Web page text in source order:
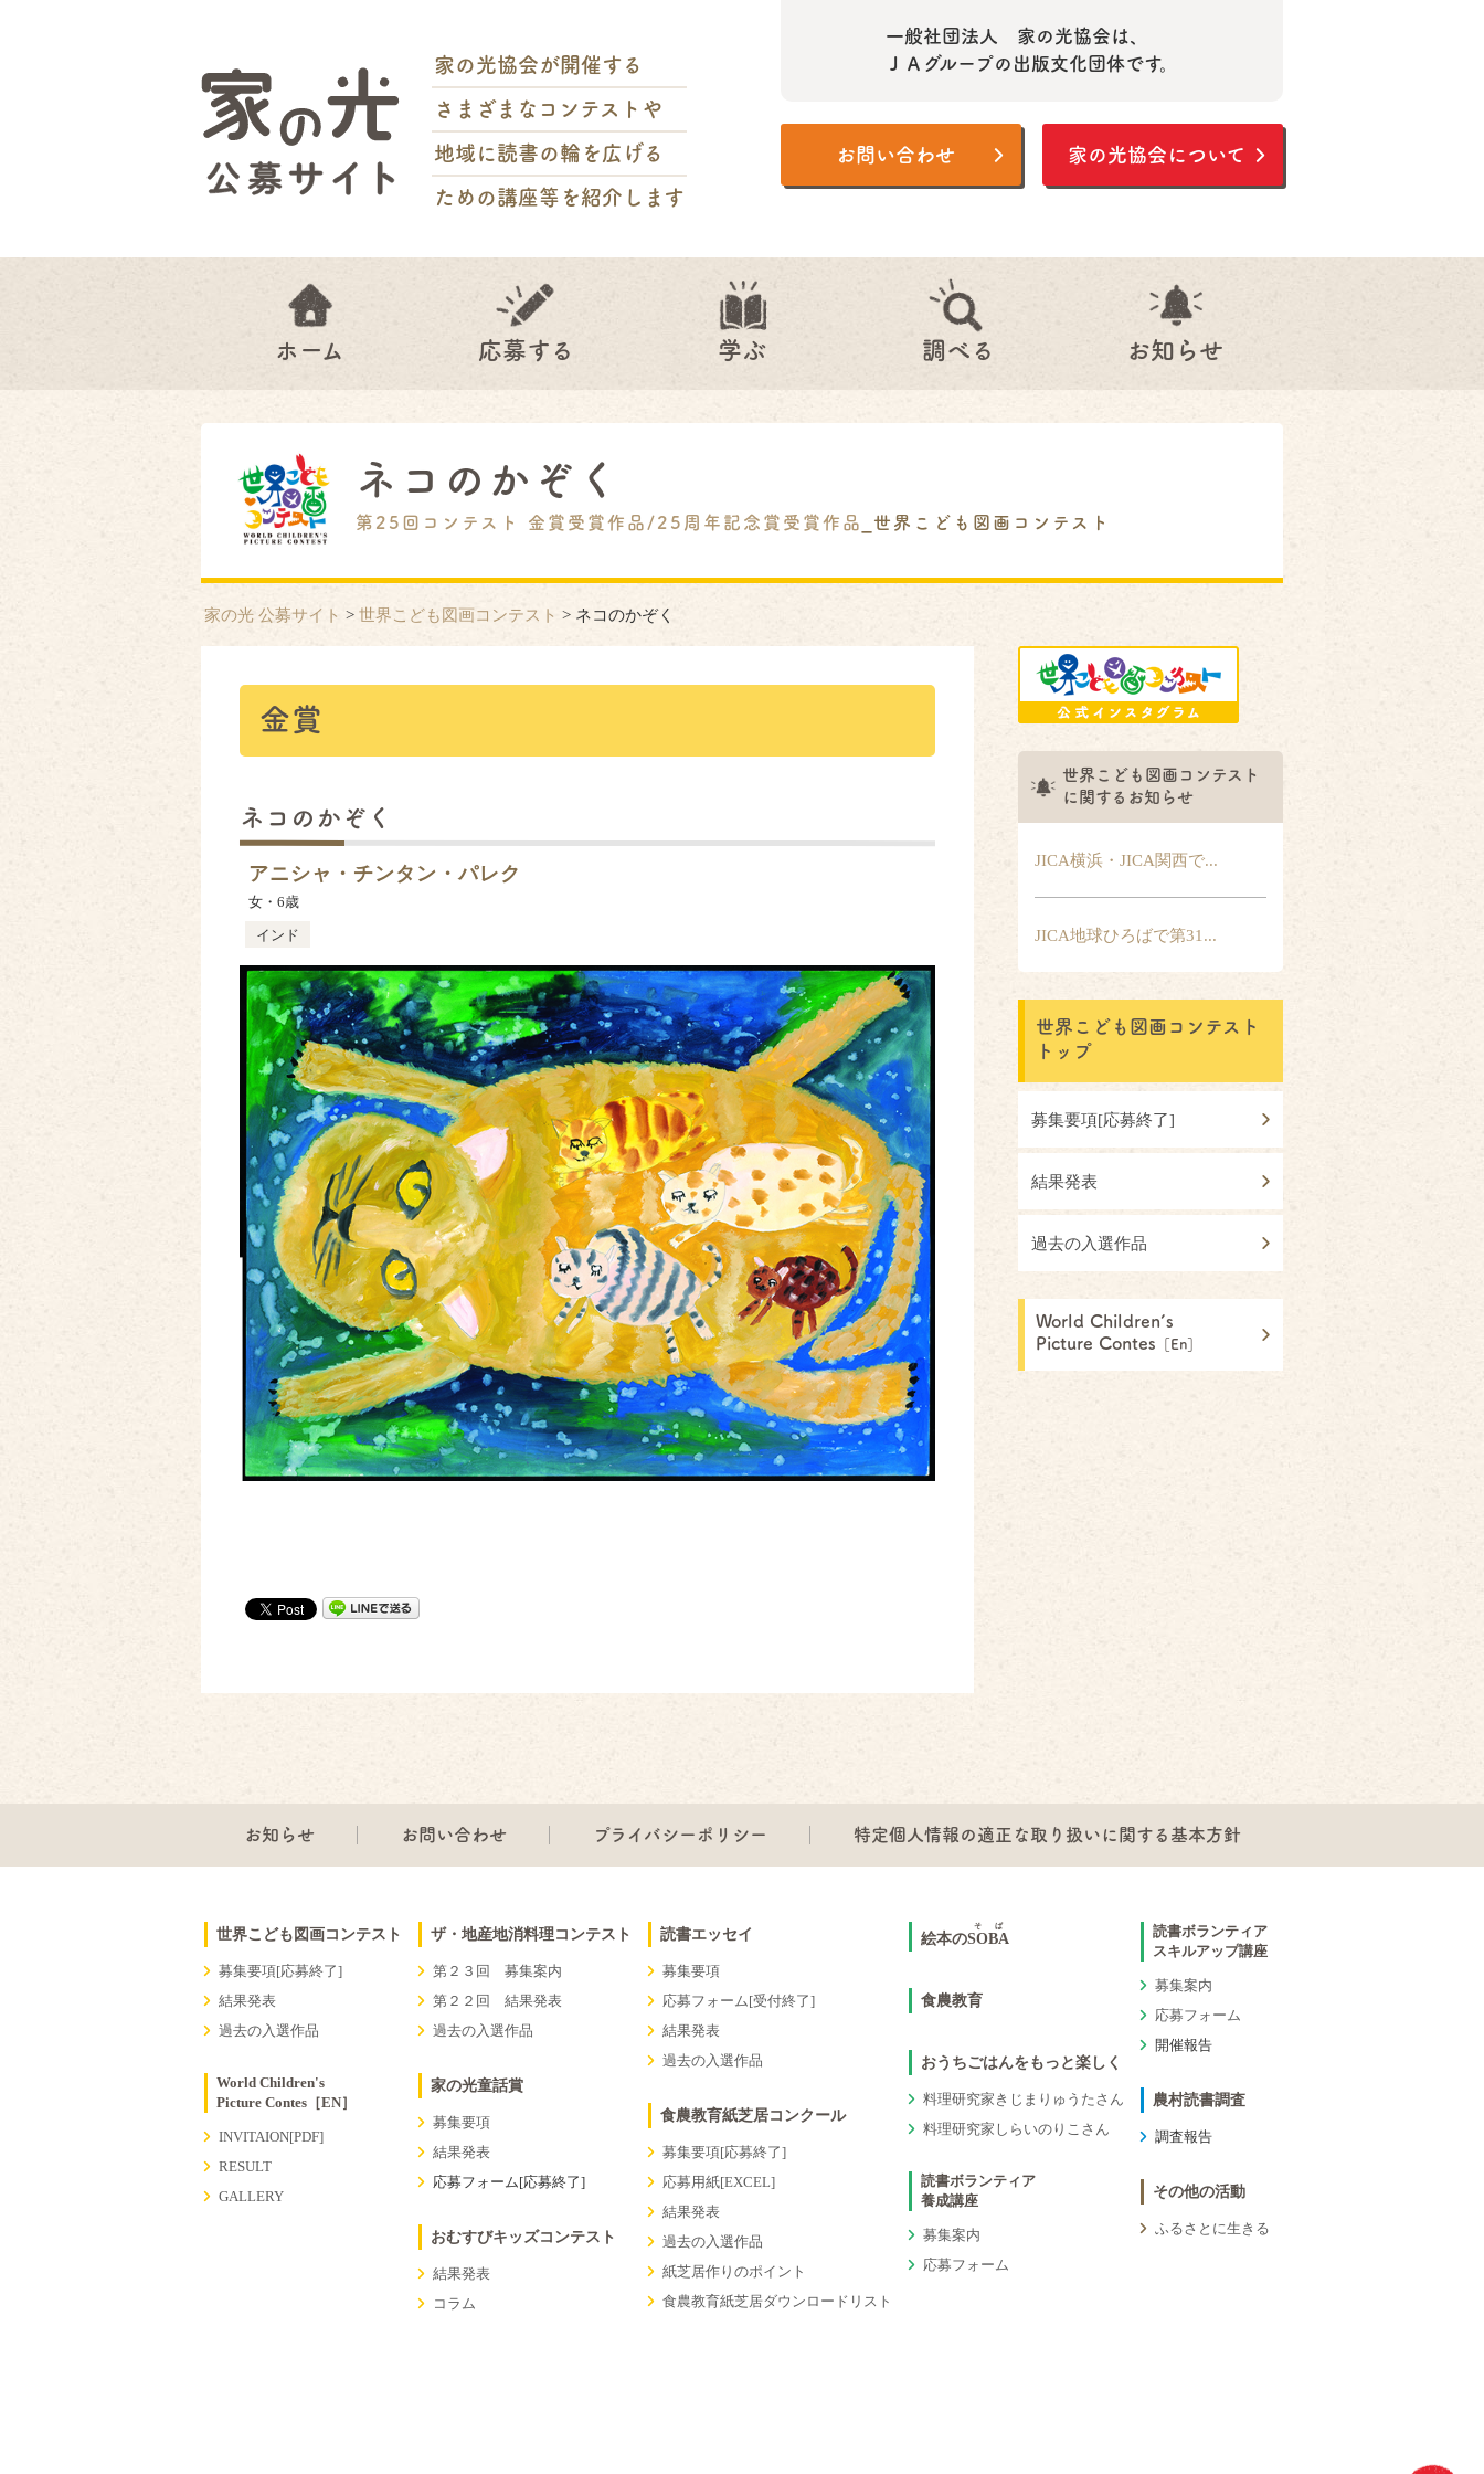
家の光協会が開催する
さまざまなコンテストや
地域に読書の輪を広げる
ための講座等を紹介します
一般社団法人 家の光協会は、
ＪＡグループの出版文化団体です。
お問い合わせ 家の光協会について
ホーム 応募する 学ぶ 調べる お知らせ
ネコのかぞく
第25回コンテスト 金賞受賞作品/25周年記念賞受賞作品 _世界こども図画コンテスト
家の光 公募サイト > 世界こども図画コンテスト > ネコのかぞく
世界こども図画コンテスト
に関するお知らせ
JICA横浜・JICA関西で...
JICA地球ひろばで第31...
世界こども図画コンテスト
トップ
募集要項[応募終了]
結果発表
過去の入選作品
World Children’s
Picture Contes ［En］
金賞
ネコのかぞく
アニシャ・チンタン・パレク
女・6歳
インド
お知らせ お問い合わせ プライバシーポリシー 特定個人情報の適正な取り扱いに関する基本方針
世界こども図画コンテスト
募集要項[応募終了]
結果発表
過去の入選作品
World Children's
Picture Contes［EN］
INVITAION[PDF]
RESULT
GALLERY
ザ・地産地消料理コンテスト
第２３回 募集案内
第２２回 結果発表
過去の⼊選作品
家の光童話賞
募集要項
結果発表
応募フォーム[応募終了]
おむすびキッズコンテスト
結果発表
コラム
読書エッセイ
募集要項
応募フォーム[受付終了]
結果発表
過去の⼊選作品
食農教育紙芝居コンクール
募集要項[応募終了]
応募用紙[EXCEL]
結果発表
過去の⼊選作品
紙芝居作りのポイント
食農教育紙芝居ダウンロードリスト
絵本のSOBA
そば
食農教育
おうちごはんをもっと楽しく
料理研究家きじまりゅうたさん
料理研究家しらいのりこさん
読書ボランティア
養成講座
募集案内
応募フォーム
読書ボランティア
スキルアップ講座
募集案内
応募フォーム
開催報告
農村読書調査
調査報告
その他の活動
ふるさとに生きる